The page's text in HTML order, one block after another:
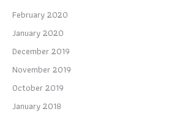
February 2020
January 2020
December 2019
November 2019
October 2019
January 2018